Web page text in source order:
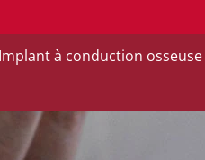
Implant à conduction osseuse